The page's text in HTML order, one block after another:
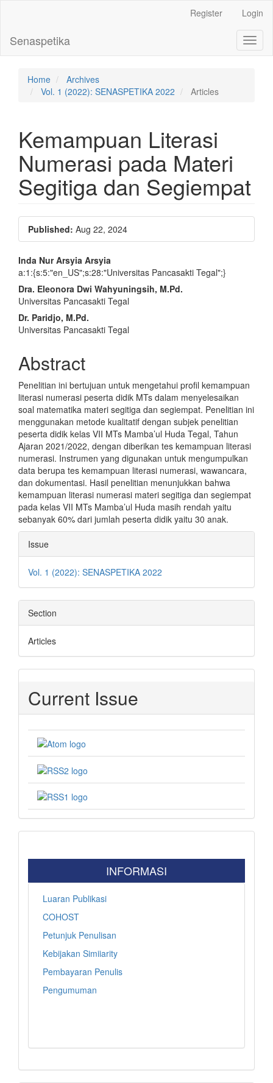
Content
Sidebar
Register Login
Senaspetika
Home
Archives
Vol. 1 (2022): SENASPETIKA 2022
Articles
Kemampuan Literasi
Numerasi pada Materi
Segitiga dan Segiempat
Article
Sidebar
Published: Aug 22, 2024
Main
Article
Content
Inda Nur Arsyia Arsyia
a:1:{s:5:"en_US";s:28:"Universitas Pancasakti Tegal";}
Dra. Eleonora Dwi Wahyuningsih, M.Pd.
Universitas Pancasakti Tegal
Dr. Paridjo, M.Pd.
Universitas Pancasakti Tegal
Abstract
Penelitian ini bertujuan untuk mengetahui profil kemampuan
literasi numerasi peserta didik MTs dalam menyelesaikan
soal matematika materi segitiga dan segiempat. Penelitian ini
menggunakan metode kualitatif dengan subjek penelitian
peserta didik kelas VII MTs Mamba’ul Huda Tegal, Tahun
Ajaran 2021/2022, dengan diberikan tes kemampuan literasi
numerasi. Instrumen yang digunakan untuk mengumpulkan
data berupa tes kemampuan literasi numerasi, wawancara,
dan dokumentasi. Hasil penelitian menunjukkan bahwa
kemampuan literasi numerasi materi segitiga dan segiempat
pada kelas VII MTs Mamba’ul Huda masih rendah yaitu
sebanyak 60% dari jumlah peserta didik yaitu 30 anak.
Article
Details
Issue
Vol. 1 (2022): SENASPETIKA 2022
Section
Articles
Current Issue
INFORMASI
Luaran Publikasi
COHOST
Petunjuk Penulisan
Kebijakan Simiiarity
Pembayaran Penulis
Pengumuman